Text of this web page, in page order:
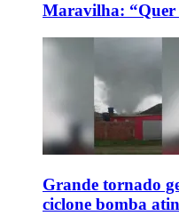
Maravilha: “Quer
Grande tornado
ciclone bomba